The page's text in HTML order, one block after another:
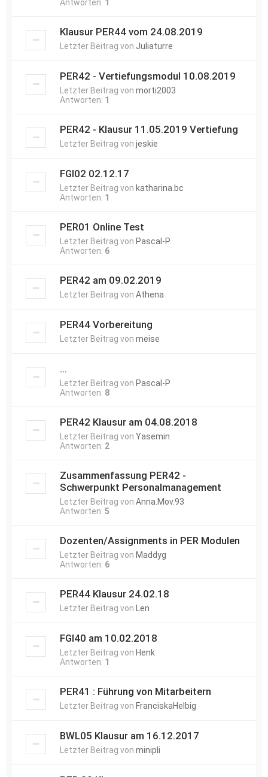
Antworten: 1
Klausur PER44 vom 24.08.2019
Letzter Beitrag von Juliaturre
PER42 - Vertiefungsmodul 10.08.2019
Letzter Beitrag von morti2003
Antworten: 1
PER42 - Klausur 11.05.2019 Vertiefung
Letzter Beitrag von jeskie
FGI02 02.12.17
Letzter Beitrag von katharina.bc
Antworten: 1
PER01 Online Test
Letzter Beitrag von Pascal-P
Antworten: 6
PER42 am 09.02.2019
Letzter Beitrag von Athena
PER44 Vorbereitung
Letzter Beitrag von meise
...
Letzter Beitrag von Pascal-P
Antworten: 8
PER42 Klausur am 04.08.2018
Letzter Beitrag von Yasemin
Antworten: 2
Zusammenfassung PER42 -
Schwerpunkt Personalmanagement
Letzter Beitrag von Anna.Mov.93
Antworten: 5
Dozenten/Assignments in PER Modulen
Letzter Beitrag von Maddyg
Antworten: 6
PER44 Klausur 24.02.18
Letzter Beitrag von Len
FGI40 am 10.02.2018
Letzter Beitrag von Henk
Antworten: 1
PER41 : Führung von Mitarbeitern
Letzter Beitrag von FranciskaHelbig
BWL05 Klausur am 16.12.2017
Letzter Beitrag von minipli